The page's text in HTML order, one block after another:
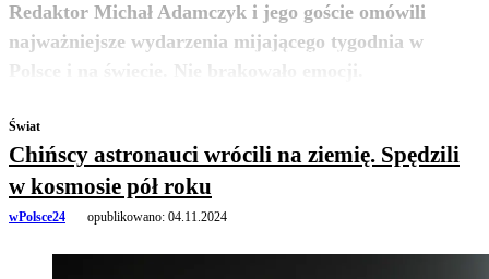
Redaktor Michał Adamczyk i jego goście omówili
najważniejsze wydarzenia mijającego tygodnia w
Polsce i na świecie. Nie brakowało emocji.
zobacz więcej
Świat
Chińscy astronauci wrócili na ziemię. Spędzili
w kosmosie pół roku
wPolsce24 opublikowano: 04.11.2024